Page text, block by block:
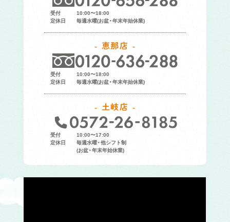
受付
10:00〜18:00
定休日
毎週水曜(お盆・年末年始休業)
恵那店
受付
10:00〜18:00
定休日
毎週水曜(お盆・年末年始休業)
土岐店
受付
10:00〜17:00
定休日
毎週水曜・他シフト制
(お盆・年末年始休業)